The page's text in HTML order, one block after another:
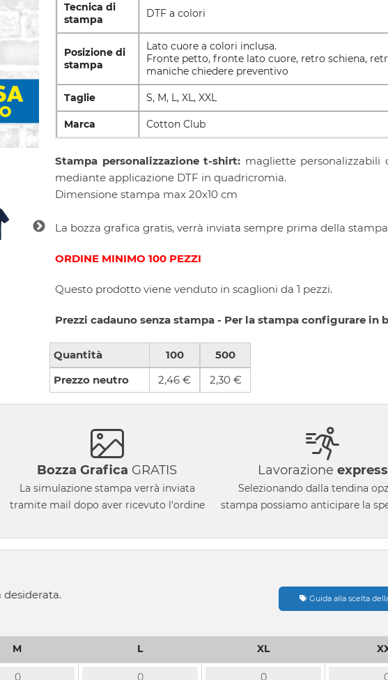
Tecnica di
stampa
DTF a colori
Posizione di
stampa
Lato cuore a colori inclusa.
Fronte petto, fronte lato cuore, retro schiena,
maniche chiedere preventivo
Taglie S, M, L, XL, XXL
Marca Cotton Club
Stampa personalizzazione t-shirt: magliette personalizzabili
mediante applicazione DTF in quadricromia.
Dimensione stampa max 20x10 cm
La bozza grafica gratis, verrà inviata sempre prima della stampa
ORDINE MINIMO 100 PEZZI
Questo prodotto viene venduto in scaglioni da 1 pezzi.
Prezzi cadauno senza stampa - Per la stampa configurare in
Quantità
Prezzo neutro
100
2,46 €
500
2,30 €
Bozza Grafica GRATIS
La simulazione stampa verrà inviata
tramite mail dopo aver ricevuto l'ordine
Lavorazione express
Selezionando dalla tendina
stampa possiamo anticipare la
desiderata. Guida alla scelta
M L XL